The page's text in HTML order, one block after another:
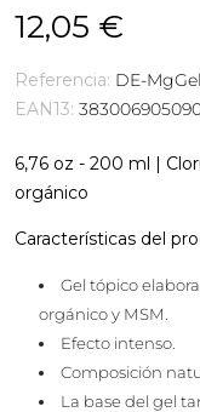
12,05 €
Referencia: DE-
EAN13:
6,76 oz - 200 ml |
orgánico
Características del
Gel tópico
orgánico y MSM.
Efecto intenso.
Composición
La base del gel